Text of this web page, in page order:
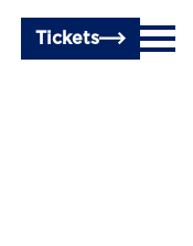
Tickets